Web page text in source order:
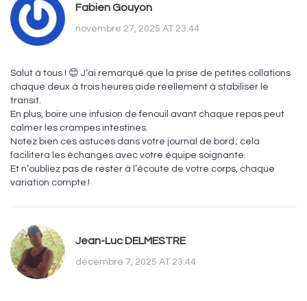
Fabien Gouyon
novembre 27, 2025 AT 23:44
Salut à tous ! 😊 J’ai remarqué que la prise de petites collations
chaque deux à trois heures aide réellement à stabiliser le
transit.
En plus, boire une infusion de fenouil avant chaque repas peut
calmer les crampes intestines.
Notez bien ces astuces dans votre journal de bord ; cela
facilitera les échanges avec votre équipe soignante.
Et n’oubliez pas de rester à l’écoute de votre corps, chaque
variation compte !
Jean-Luc DELMESTRE
décembre 7, 2025 AT 23:44